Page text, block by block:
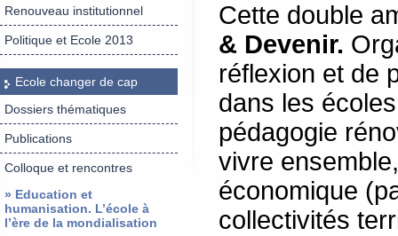
Renouveau institutionnel
Politique et Ecole 2013
Ecole changer de cap
Dossiers thématiques
Publications
Colloque et rencontres
» Education et
humanisation. L’école à
l’ère de la mondialisation
Cette double
& Devenir.
réflexion et de
dans les
pédagogie
vivre
économique
collectivités